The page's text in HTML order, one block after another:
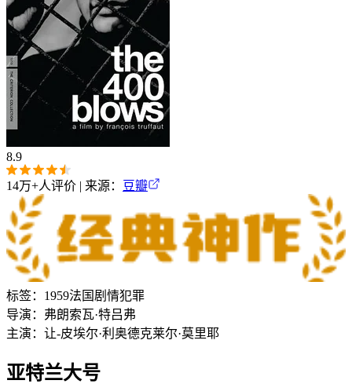
8.9
14万+人评价 | 来源： 豆瓣
标签： 1959法国 剧情犯罪
导演： 弗朗索瓦·特吕弗
主演： 让-皮埃尔·利奥德克莱尔·莫里耶
亚特兰大号